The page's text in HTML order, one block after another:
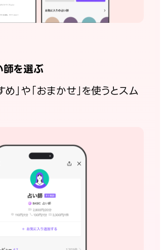
師を選ぶ
め」や「おまかせ」を使うとスム